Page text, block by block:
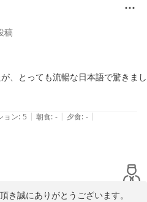
のご利用を検討頂けますと幸いで
す。
泊課
稿
、とっても流暢な日本語で驚きまし
ですが、その分やはり他は狭く感じ
いと思います。
ョン: 5 | 朝食: - | 夕食: - |
き誠にありがとうございます。